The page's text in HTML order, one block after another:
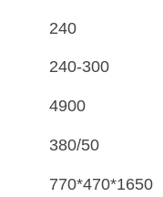
240
240-300
4900
380/50
770*470*1650